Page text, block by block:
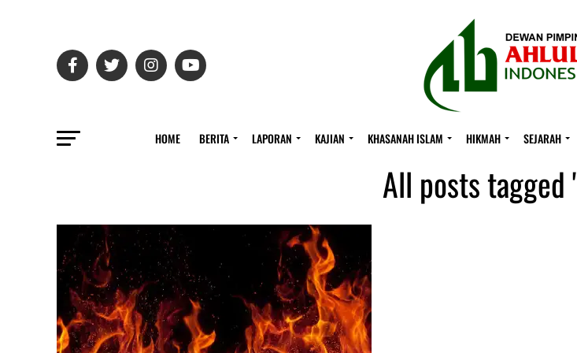
HOME BERITA LAPORAN KAJIAN KHASANAH ISLAM HIKMAH SEJARAH
All posts tagged